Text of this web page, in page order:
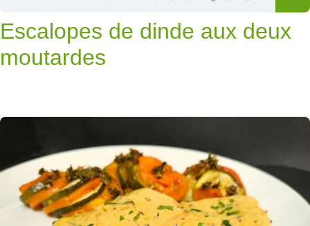
Escalopes de dinde aux deux
moutardes